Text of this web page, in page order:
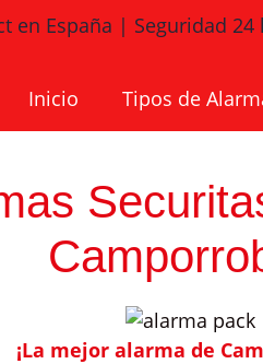
Inicio
Tipos de
¡La mejor alarma de